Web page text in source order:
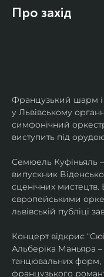
Про захід
Французький шарм і
у Львівському
симфонічний
виступить під
Семюель Куфіньяль
випускник
сценічних мистецтв.
європейськими
львівській публіці
Концерт відкриє
Альберіка Маньяра
танцювальних
французького